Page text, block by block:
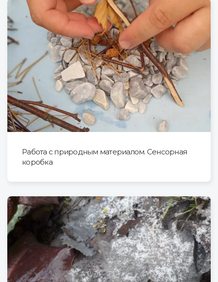
Работа с природным материалом. Сенсорная
коробка